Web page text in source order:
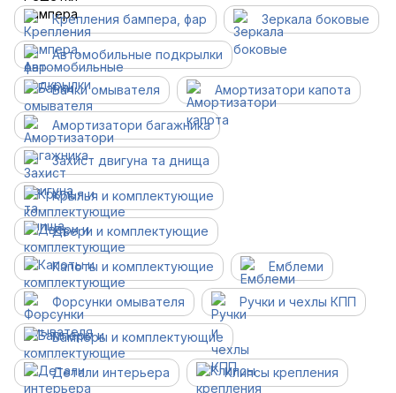
Крепления бампера, фар Зеркала боковые
Автомобильные подкрылки
Бачки омывателя Амортизатори капота
Амортизатори багажника
Захист двигуна та днища
Крылья и комплектующие
Двери и комплектующие
Капоты и комплектующие Емблеми
Форсунки омывателя Ручки и чехлы КПП
Бамперы и комплектующие
Детали интерьера Клипсы крепления